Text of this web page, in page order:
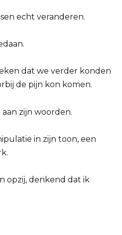
echt veranderen.
dat we verder konden
de pijn kon komen.
zijn woorden.
in zijn toon, een
opzij, denkend dat ik